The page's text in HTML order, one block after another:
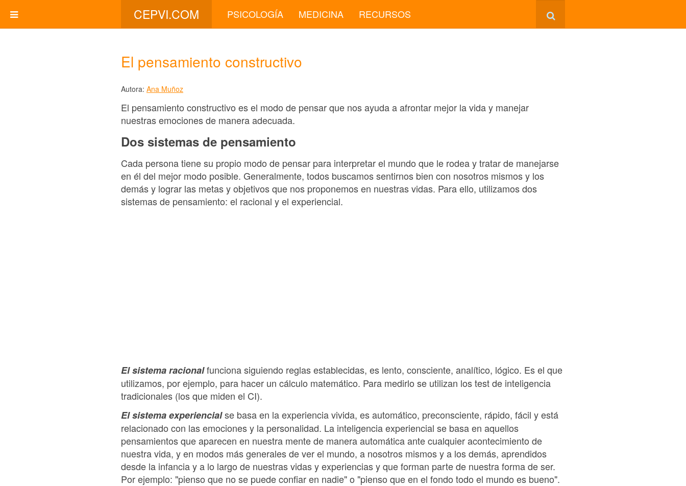
CEPVI.COM PSICOLOGÍA MEDICINA RECURSOS
El pensamiento constructivo
Autora: Ana Muñoz
El pensamiento constructivo es el modo de pensar que nos ayuda a afrontar mejor la vida y manejar
nuestras emociones de manera adecuada.
Dos sistemas de pensamiento
Cada persona tiene su propio modo de pensar para interpretar el mundo que le rodea y tratar de manejarse
en él del mejor modo posible. Generalmente, todos buscamos sentirnos bien con nosotros mismos y los
demás y lograr las metas y objetivos que nos proponemos en nuestras vidas. Para ello, utilizamos dos
sistemas de pensamiento: el racional y el experiencial.
El sistema racionalfunciona siguiendo reglas establecidas, es lento, consciente, analítico, lógico. Es el que
utilizamos, por ejemplo, para hacer un cálculo matemático. Para medirlo se utilizan los test de inteligencia
tradicionales (los que miden el CI).
El sistema experiencialse basa en la experiencia vivida, es automático, preconsciente, rápido, fácil y está
relacionado con las emociones y la personalidad. La inteligencia experiencial se basa en aquellos
pensamientos que aparecen en nuestra mente de manera automática ante cualquier acontecimiento de
nuestra vida, y en modos más generales de ver el mundo, a nosotros mismos y a los demás, aprendidos
desde la infancia y a lo largo de nuestras vidas y experiencias y que forman parte de nuestra forma de ser.
Por ejemplo: "pienso que no se puede confiar en nadie" o "pienso que en el fondo todo el mundo es bueno".